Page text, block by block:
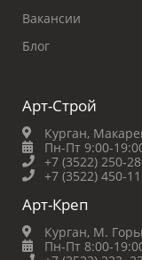
Вакансии
Блог
Арт-Строй
Курган,
Пн-Пт 9:00-
+7 (3522) 250-
+7 (3522) 450-
Арт-Креп
Курган, М.
Пн-Пт 8:00-